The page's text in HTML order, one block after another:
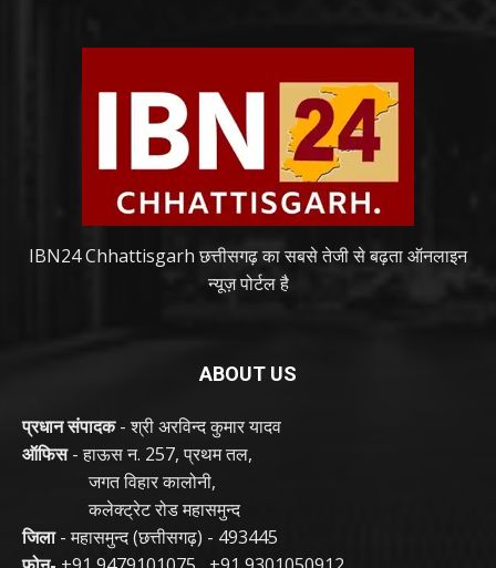
IBN24 Chhattisgarh छत्तीसगढ़ का सबसे तेजी से बढ़ता ऑनलाइन
न्यूज़ पोर्टल है
ABOUT US
प्रधान संपादक- श्री अरविन्द कुमार यादव
ऑफिस- हाऊस न. 257, प्रथम तल,
जगत विहार कालोनी,
कलेक्ट्रेट रोड महासमुन्द
जिला- महासमुन्द (छत्तीसगढ़) - 493445